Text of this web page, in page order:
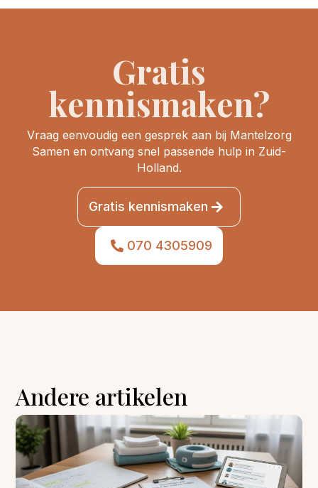
Gratis
kennismaken?
Vraag eenvoudig een gesprek aan bij Mantelzorg
Samen en ontvang snel passende hulp in Zuid-
Holland.
Gratis kennismaken
070 4305909
Andere artikelen